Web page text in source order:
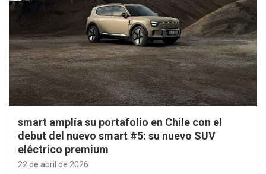
smart amplía su portafolio en Chile con el
debut del nuevo smart #5: su nuevo SUV
eléctrico premium
22 de abril de 2026